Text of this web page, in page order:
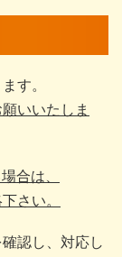
す。
いいたしま
合は、
さい。
認し、対応し